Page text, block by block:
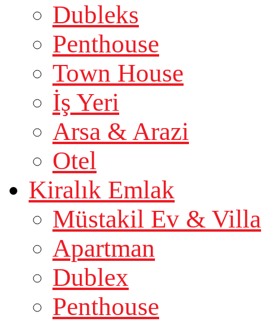
Dubleks
Penthouse
Town House
İş Yeri
Arsa & Arazi
Otel
Kiralık Emlak
Müstakil Ev & Villa
Apartman
Dublex
Penthouse